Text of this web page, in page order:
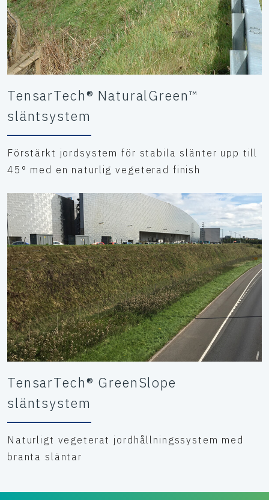
TensarTech® NaturalGreen™
släntsystem
Förstärkt jordsystem för stabila slänter upp till
45° med en naturlig vegeterad finish
TensarTech® GreenSlope
släntsystem
Naturligt vegeterat jordhållningssystem med
branta släntar